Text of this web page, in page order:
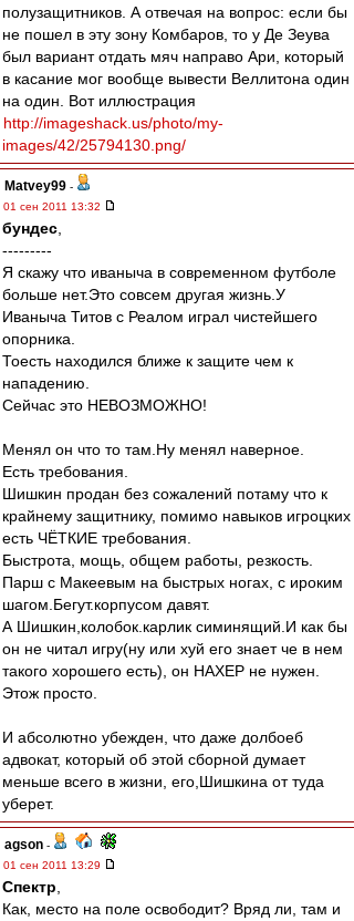
полузащитников. А отвечая на вопрос: если бы
не пошел в эту зону Комбаров, то у Де Зеува
был вариант отдать мяч направо Ари, который
в касание мог вообще вывести Веллитона один
на один. Вот иллюстрация
http://imageshack.us/photo/my-
images/42/25794130.png/
Matvey99 -
01 сен 2011 13:32
бундес
---------
Я скажу что иваныча в современном футболе
больше нет.Это совсем другая жизнь.У
Иваныча Титов с Реалом играл чистейшего
опорника.
Тоесть находился ближе к защите чем к
нападению.
Сейчас это НЕВОЗМОЖНО!
Менял он что то там.Ну менял наверное.
Есть требования.
Шишкин продан без сожалений потаму что к
крайнему защитнику, помимо навыков игроцких
есть ЧЁТКИЕ требования.
Быстрота, мощь, общем работы, резкость.
Парш с Макеевым на быстрых ногах, с ироким
шагом.Бегут.корпусом давят.
А Шишкин,колобок.карлик симинящий.И как бы
он не читал игру(ну или хуй его знает че в нем
такого хорошего есть), он НАХЕР не нужен.
Этож просто.
И абсолютно убежден, что даже долбоеб
адвокат, который об этой сборной думает
меньше всего в жизни, его,Шишкина от туда
уберет.
agson -
01 сен 2011 13:29
Спектр
Как, место на поле освободит? Вряд ли, там и